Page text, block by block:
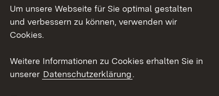
LinkedIn
Um unsere Webseite für Sie optimal gestalten
und verbessern zu können, verwenden wir
Cookies.
Weitere Informationen zu Cookies erhalten Sie in
unserer Datenschutzerklärung.